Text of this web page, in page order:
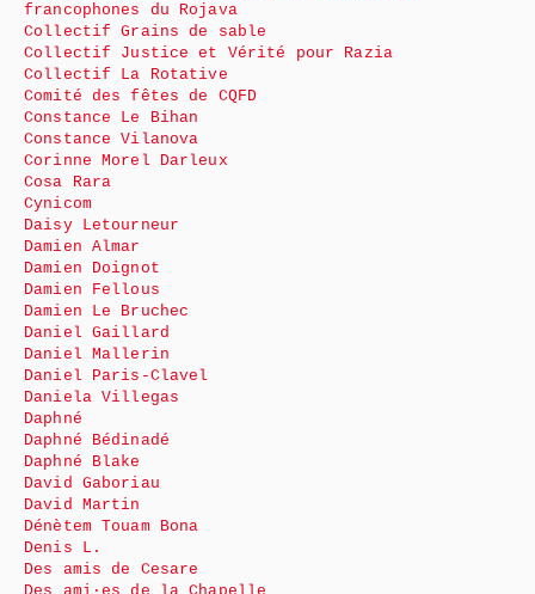
francophones du Rojava
Collectif Grains de sable
Collectif Justice et Vérité pour Razia
Collectif La Rotative
Comité des fêtes de CQFD
Constance Le Bihan
Constance Vilanova
Corinne Morel Darleux
Cosa Rara
Cynicom
Daisy Letourneur
Damien Almar
Damien Doignot
Damien Fellous
Damien Le Bruchec
Daniel Gaillard
Daniel Mallerin
Daniel Paris-Clavel
Daniela Villegas
Daphné
Daphné Bédinadé
Daphné Blake
David Gaboriau
David Martin
Dénètem Touam Bona
Denis L.
Des amis de Cesare